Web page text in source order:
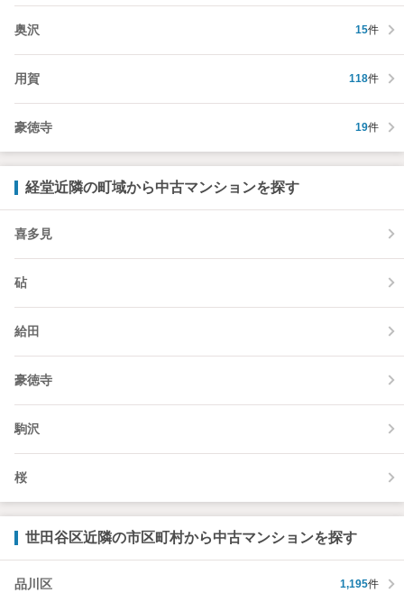
奥沢 15件
用賀 118件
豪徳寺 19件
経堂近隣の町域から中古マンションを探す
喜多見
砧
給田
豪徳寺
駒沢
桜
世田谷区近隣の市区町村から中古マンションを探す
品川区 1,195件